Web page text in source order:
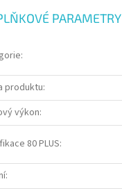
PARAMETRY
:
produktu:
výkon:
80 PLUS:
: